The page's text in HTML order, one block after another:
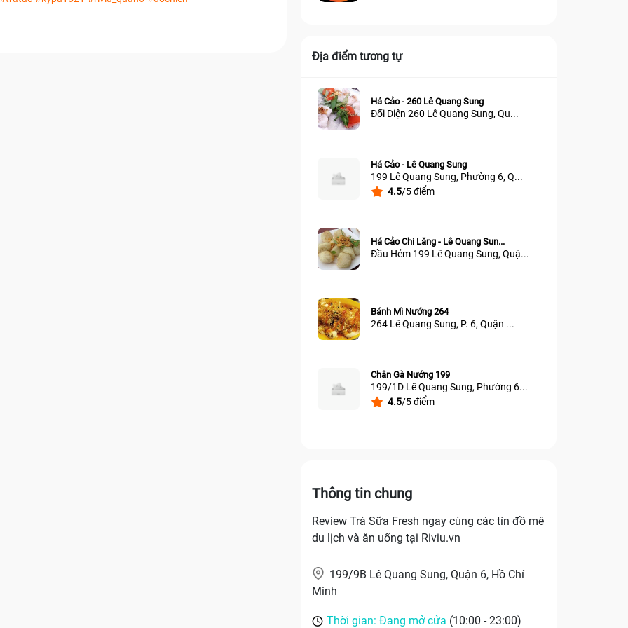
Địa điểm tương tự
Há Cảo - 260 Lê Quang Sung
Đối Diện 260 Lê Quang Sung, Qu...
Há Cảo - Lê Quang Sung
199 Lê Quang Sung, Phường 6, Q...
4.5/5 điểm
Há Cảo Chi Lăng - Lê Quang Sun...
Đầu Hẻm 199 Lê Quang Sung, Quậ...
Bánh Mì Nướng 264
264 Lê Quang Sung, P. 6, Quận ...
Chân Gà Nướng 199
199/1D Lê Quang Sung, Phường 6...
4.5/5 điểm
Thông tin chung
Review Trà Sữa Fresh ngay cùng các tín đồ mê
du lịch và ăn uống tại Riviu.vn
199/9B Lê Quang Sung, Quận 6, Hồ Chí
Minh
Thời gian: Đang mở cửa (10:00 - 23:00)